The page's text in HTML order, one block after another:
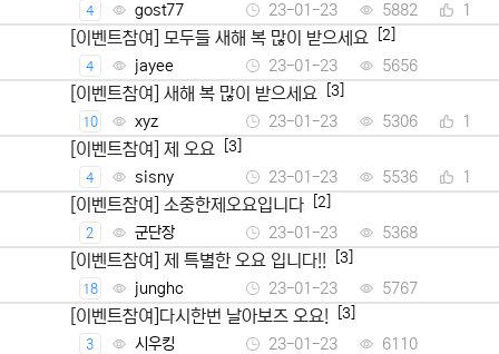
4 gost77 23-01-23 5882 1
[이벤트참여] 모두들 새해 복 많이 받으세요 [2]
4 jayee 23-01-23 5656
[이벤트참여] 새해 복 많이 받으세요 [3]
10 xyz 23-01-23 5306 1
[이벤트참여] 제 오요 [3]
4 sisny 23-01-23 5536 1
[이벤트참여] 소중한제오요입니다 [2]
2 군단장 23-01-23 5368
[이벤트참여] 제 특별한 오요 입니다!! [3]
18 junghc 23-01-23 5767
[이벤트참여]다시한번 날아보즈 오요! [3]
3 시우킹 23-01-23 6110